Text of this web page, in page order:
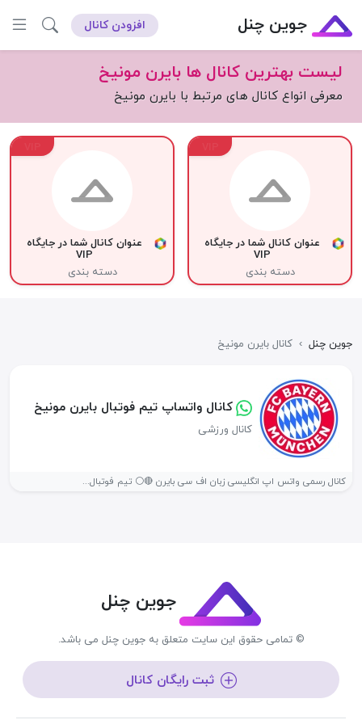
جوین چنل افزودن کانال
لیست بهترین کانال ها بایرن مونیخ
معرفی انواع کانال های مرتبط با بایرن مونیخ
عنوان کانال شما در جایگاه
VIP
دسته بندی
عنوان کانال شما در جایگاه
VIP
دسته بندی
جوین چنل › کانال بایرن مونیخ
کانال واتساپ تیم فوتبال بایرن مونیخ
کانال ورزشی
کانال رسمی واتس اپ انگلیسی زبان اف سی بایرن 🔴⚪ تیم فوتبال...
جوین چنل
© تمامی حقوق این سایت متعلق به جوین چنل می باشد.
ثبت رایگان کانال